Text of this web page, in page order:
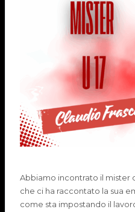
Abbiamo incontrato il mister
che ci ha raccontato la sua
come sta impostando il